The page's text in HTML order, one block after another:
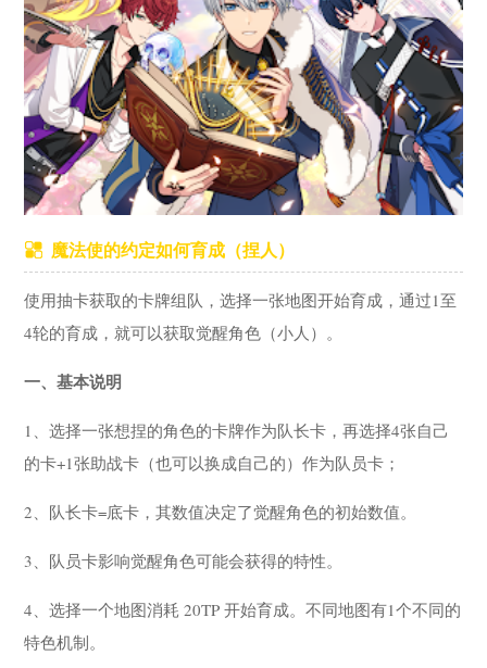
魔法使的约定如何育成（捏人）
使用抽卡获取的卡牌组队，选择一张地图开始育成，通过1至
4轮的育成，就可以获取觉醒角色（小人）。
一、基本说明
1、选择一张想捏的角色的卡牌作为队长卡，再选择4张自己
的卡+1张助战卡（也可以换成自己的）作为队员卡；
2、队长卡=底卡，其数值决定了觉醒角色的初始数值。
3、队员卡影响觉醒角色可能会获得的特性。
4、选择一个地图消耗 20TP 开始育成。不同地图有1个不同的
特色机制。